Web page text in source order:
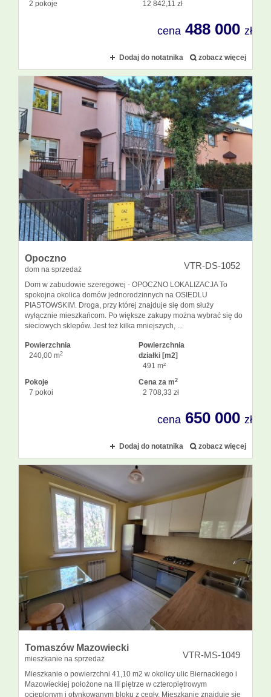
2 pokoje
12 842,11 zł
cena 488 000 zł
Dodaj do notatnika zobacz więcej
Opoczno
dom na sprzedaż VTR-DS-1052
Dom w zabudowie szeregowej - OPOCZNO LOKALIZACJA To
spokojna okolica domów jednorodzinnych na OSIEDLU
PIASTOWSKIM. Droga, przy której znajduje się dom służy
wyłącznie mieszkańcom. Po większe zakupy można wybrać się do
sieciowych sklepów. Jest też kilka mniejszych, ...
Powierzchnia
240,00 m2
Powierzchnia
działki [m2]
491 m²
Pokoje
7 pokoi
Cena za m2
2 708,33 zł
cena 650 000 zł
Dodaj do notatnika zobacz więcej
Tomaszów Mazowiecki
mieszkanie na sprzedaż VTR-MS-1049
Mieszkanie o powierzchni 41,10 m2 w okolicy ulic Biernackiego i
Mazowieckiej położone na III piętrze w czteropiętrowym
ocieplonym i otynkowanym bloku z cegły. Mieszkanie znajduje się